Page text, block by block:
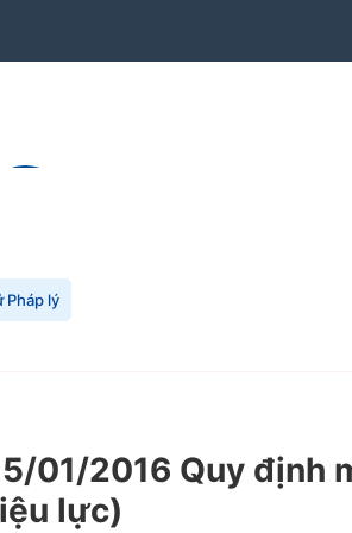
Pháp lý
01/2016 Quy định
lực)